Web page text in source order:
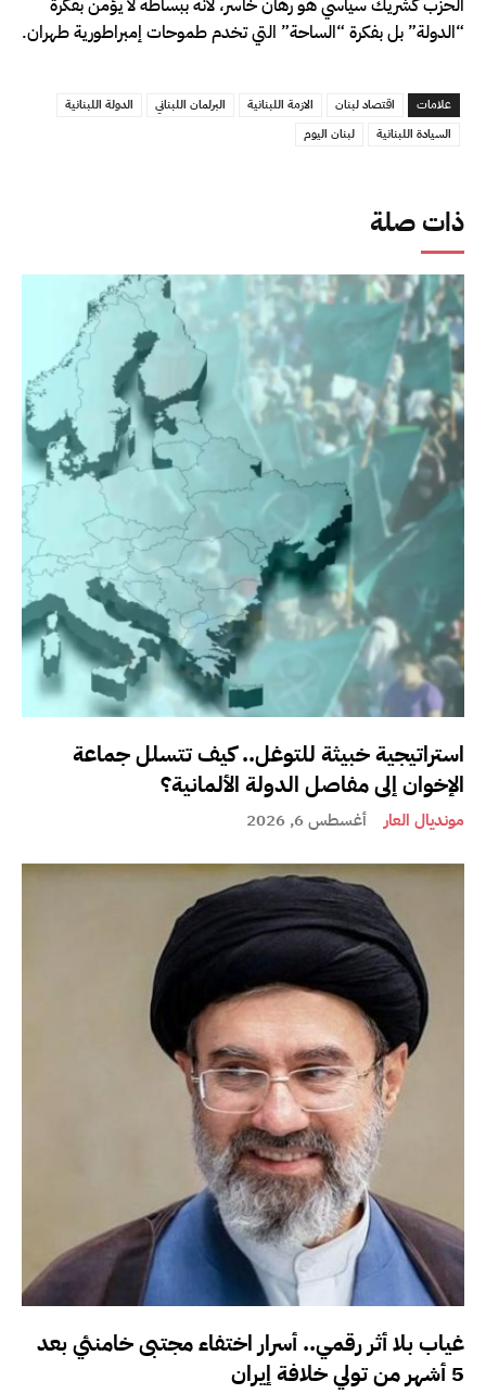
ذات صلة
استراتيجية خبيثة للتوغل.. كيف تتسلل جماعة
الإخوان إلى مفاصل الدولة الألمانية؟
مونديال العار أغسطس 6, 2026
غياب بلا أثر رقمي.. أسرار اختفاء مجتبى خامنئي بعد
5 أشهر من تولي خلافة إيران
“الدولة” بل بفكرة “الساحة” التي تخدم طموحات إمبراطورية طهران.
علامات اقتصاد لبنان الازمة اللبنانية البرلمان اللبناني
الدولة اللبنانية
السيادة اللبنانية
لبنان اليوم